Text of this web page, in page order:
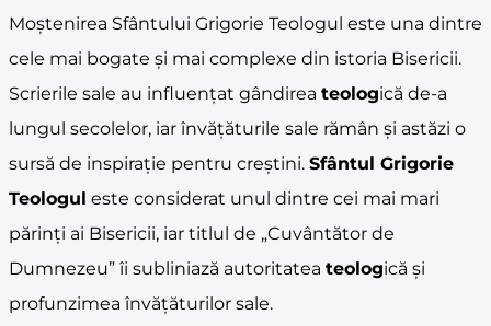
Moștenirea Sfântului Grigorie Teologul este una dintre
cele mai bogate și mai complexe din istoria Bisericii.
Scrierile sale au influențat gândirea teologică de-a
lungul secolelor, iar învățăturile sale rămân și astăzi o
sursă de inspirație pentru creștini. Sfântul Grigorie
Teologul este considerat unul dintre cei mai mari
părinți ai Bisericii, iar titlul de „Cuvântător de
Dumnezeu” îi subliniază autoritatea teologică și
profunzimea învățăturilor sale.